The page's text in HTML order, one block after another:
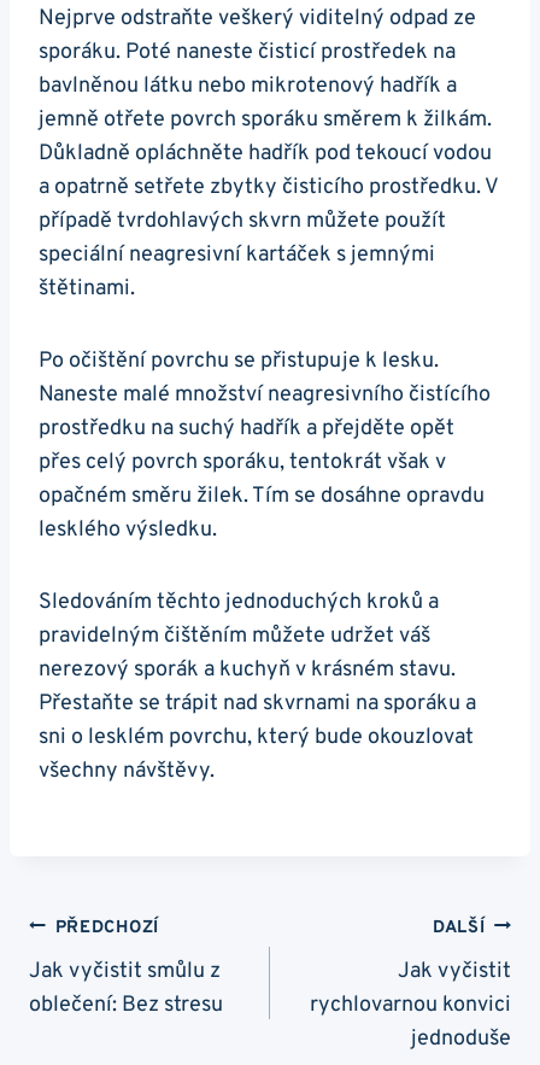
Nejprve ⁤odstraňte veškerý viditelný‍ odpad ze
sporáku. Poté naneste čisticí ‌prostředek na
bavlněnou látku nebo ⁢mikrotenový hadřík a
jemně otřete povrch sporáku směrem k ‍žilkám.
⁣Důkladně opláchněte hadřík pod​ tekoucí vodou
a opatrně setřete ​zbytky čisticího ​prostředku. V
⁢případě⁢ tvrdohlavých skvrn můžete použít⁣
speciální neagresivní kartáček s‍ jemnými
‍štětinami.
Po očištění⁤ povrchu se přistupuje k lesku.
Naneste malé množství neagresivního čistícího
‍prostředku na suchý hadřík a přejděte opět
přes celý povrch⁣ sporáku, tentokrát však v
opačném směru žilek. Tím se dosáhne⁢ opravdu
⁢lesklého výsledku.
Sledováním těchto jednoduchých kroků⁣ a
pravidelným čištěním ⁤můžete⁤ udržet‍ váš
nerezový sporák a kuchyň v krásném ‌stavu.
Přestaňte⁣ se trápit‍ nad skvrnami na sporáku a​
sni o lesklém povrchu, který bude okouzlovat
všechny návštěvy.
Navigace
Pro
Příspěvek
PŘEDCHOZÍ
Jak vyčistit smůlu z
oblečení: Bez stresu
DALŠÍ
Jak vyčistit
rychlovarnou konvici
jednoduše